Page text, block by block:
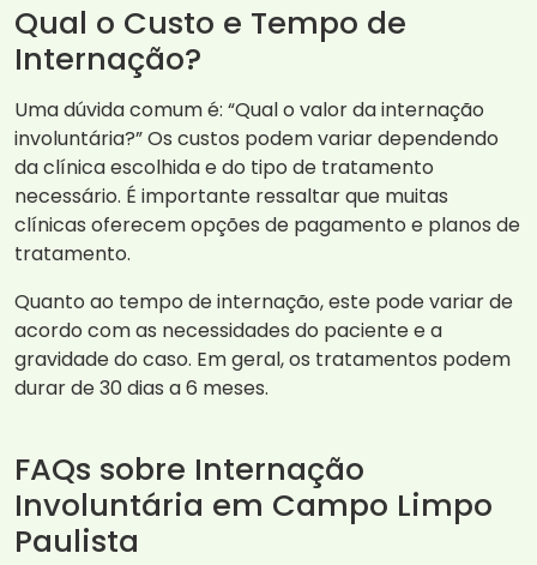
Qual o Custo e Tempo de
Internação?
Uma dúvida comum é: “Qual o valor da internação
involuntária?” Os custos podem variar dependendo
da clínica escolhida e do tipo de tratamento
necessário. É importante ressaltar que muitas
clínicas oferecem opções de pagamento e planos de
tratamento.
Quanto ao tempo de internação, este pode variar de
acordo com as necessidades do paciente e a
gravidade do caso. Em geral, os tratamentos podem
durar de 30 dias a 6 meses.
FAQs sobre Internação
Involuntária em Campo Limpo
Paulista